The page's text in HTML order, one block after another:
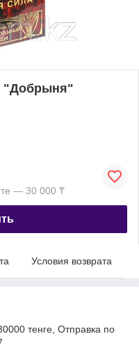
"Добрыня"
— 30 000 ₸
Условия возврата
тенге, Отправка по